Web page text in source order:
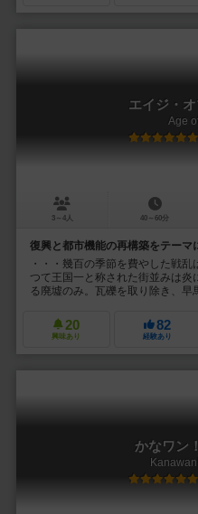
エイジ・
Age
3～4人 40～60分
復興と都市機能の再構築をテーマ
・・・幾百の季節を費やした戦
つて王国一と称された街並みは
る廃墟のみ。瓦礫を取り除き、早
20
興味あり
82
経験あり
かなワン